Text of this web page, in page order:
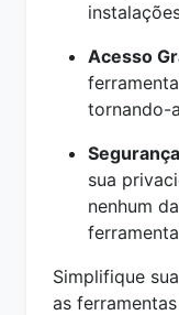
Acesso
tornando-
sua
nenhum
Simplifique
as